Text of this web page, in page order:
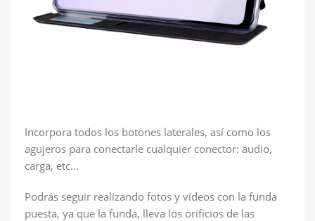
Incorpora todos los botones laterales, así como los
agujeros para conectarle cualquier conector: audio,
carga, etc…
Podrás seguir realizando fotos y vídeos con la funda
puesta, ya que la funda, lleva los orificios de las